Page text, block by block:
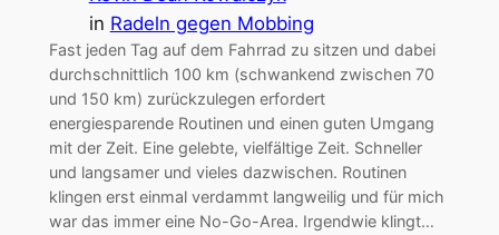
in Radeln gegen Mobbing
Fast jeden Tag auf dem Fahrrad zu sitzen und dabei
durchschnittlich 100 km (schwankend zwischen 70
und 150 km) zurückzulegen erfordert
energiesparende Routinen und einen guten Umgang
mit der Zeit. Eine gelebte, vielfältige Zeit. Schneller
und langsamer und vieles dazwischen. Routinen
klingen erst einmal verdammt langweilig und für mich
war das immer eine No-Go-Area. Irgendwie klingt…